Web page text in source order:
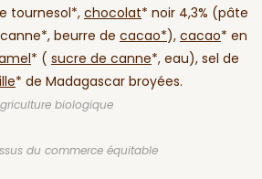
tournesol*, chocolat* noir 4,3% (pâte
beurre de cacao*), cacao* en
* ( sucre de canne*, eau), sel de
* de Madagascar broyées.
biologique
du commerce équitable